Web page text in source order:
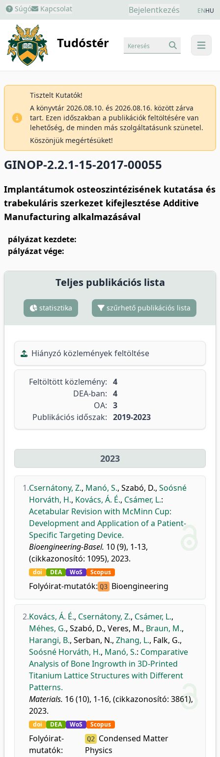
Súgó Kapcsolat Bejelentkezés ENHU
Tudóstér menu
Keresés
Tisztelt Kutatók!
A könyvtár 2026.08.10. és 2026.08.16. között zárva
tart. Ezen időszakban a publikációk feltöltésére van
lehetőség, de minden más szolgáltatásunk szünetel.
Köszönjük megértésüket!
GINOP-2.2.1-15-2017-00055
Implantátumok osteoszintézisének kutatása és
trabekuláris szerkezet kifejlesztése Additive
Manufacturing alkalmazásával
pályázat kezdete:
pályázat vége:
Teljes publikációs lista
statisztika szűrhető publikációs lista
Hiányzó közlemények feltöltése
Feltöltött közlemény: 4
DEA-ban: 4
OA: 3
Publikációs időszak: 2019-2023
2023
1.Csernátony, Z., Manó, S., Szabó, D., Soósné
Horváth, H., Kovács, Á. É., Csámer, L.:
Acetabular Revision with McMinn Cup:
Development and Application of a Patient-
Specific Targeting Device.
Bioengineering-Basel. 10 (9), 1-13,
(cikkazonosító: 1095), 2023.
doi DEA WoS Scopus
Folyóirat-mutatók: Q3 Bioengineering
2.Kovács, Á. É., Csernátony, Z., Csámer, L.,
Méhes, G., Szabó, D., Veres, M., Braun, M.,
Harangi, B., Serban, N., Zhang, L., Falk, G.,
Soósné Horváth, H., Manó, S.: Comparative
Analysis of Bone Ingrowth in 3D-Printed
Titanium Lattice Structures with Different
Patterns.
Materials. 16 (10), 1-16, (cikkazonosító: 3861),
2023.
doi DEA WoS Scopus
Folyóirat-
mutatók:
Q2 Condensed Matter
Physics